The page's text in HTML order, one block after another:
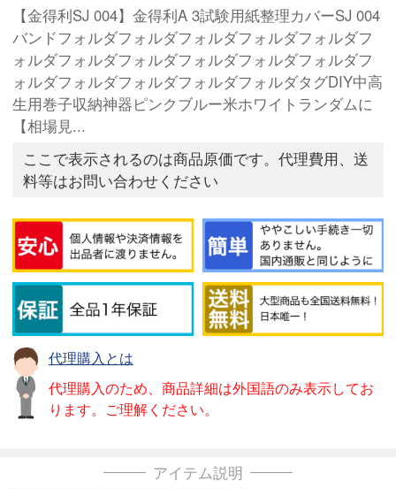
【金得利SJ 004】金得利A 3試験用紙整理カバーSJ 004
バンドフォルダフォルダフォルダフォルダフォルダフ
ォルダフォルダフォルダフォルダフォルダフォルダフ
ォルダフォルダフォルダフォルダフォルダタグDIY中高
生用巻子収納神器ピンクブルー米ホワイトランダムに
【相場見...
ここで表示されるのは商品原価です。代理費用、送
料等はお問い合わせください
代理購入とは
代理購入のため、商品詳細は外国語のみ表示してお
ります。ご理解ください。
アイテム説明